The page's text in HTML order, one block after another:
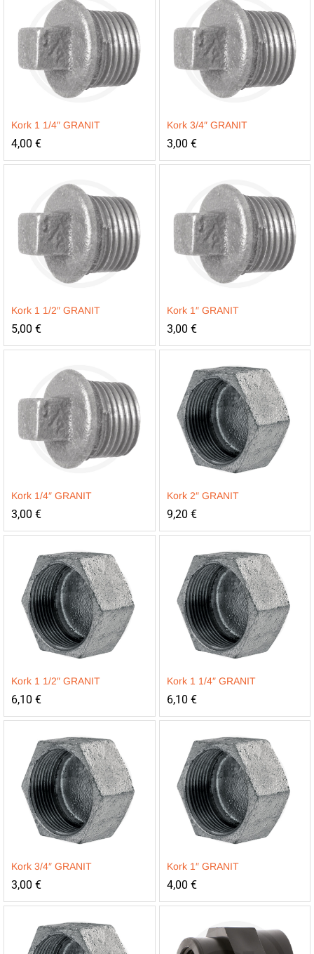
Kork 1 1/4″ GRANIT
4,00 €
Kork 3/4″ GRANIT
3,00 €
Kork 1 1/2″ GRANIT
5,00 €
Kork 1″ GRANIT
3,00 €
Kork 1/4″ GRANIT
3,00 €
Kork 2″ GRANIT
9,20 €
Kork 1 1/2″ GRANIT
6,10 €
Kork 1 1/4″ GRANIT
6,10 €
Kork 3/4″ GRANIT
3,00 €
Kork 1″ GRANIT
4,00 €